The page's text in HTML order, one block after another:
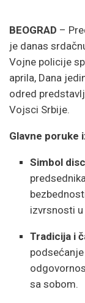
BEOGRAD –
je danas
Vojne policije
aprila, Dana
odred
Vojsci Srbije.
Glavne poruke
Simbol
izvrsnosti
Tradicija i
sa sobom.